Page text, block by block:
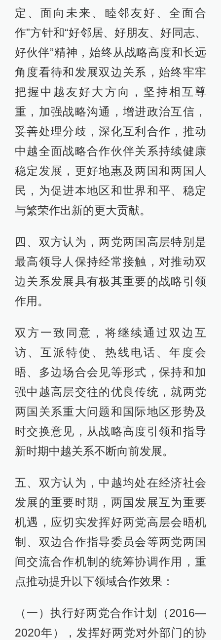
定、面向未来、睦邻友好、全面合
作”方针和“好邻居、好朋友、好同志、
好伙伴”精神，始终从战略高度和长远
角度看待和发展双边关系，始终牢牢
把握中越友好大方向，坚持相互尊
重，加强战略沟通，增进政治互信，
妥善处理分歧，深化互利合作，推动
中越全面战略合作伙伴关系持续健康
稳定发展，更好地惠及两国和两国人
民，为促进本地区和世界和平、稳定
与繁荣作出新的更大贡献。
四、双方认为，两党两国高层特别是
最高领导人保持经常接触，对推动双
边关系发展具有极其重要的战略引领
作用。
双方一致同意，将继续通过双边互
访、互派特使、热线电话、年度会
晤、多边场合会见等形式，保持和加
强中越高层交往的优良传统，就两党
两国关系重大问题和国际地区形势及
时交换意见，从战略高度引领和指导
新时期中越关系不断向前发展。
五、双方认为，中越均处在经济社会
发展的重要时期，两国发展互为重要
机遇，应切实发挥好两党高层会晤机
制、双边合作指导委员会等两党两国
间交流合作机制的统筹协调作用，重
点推动提升以下领域合作效果：
（一）执行好两党合作计划（2016—
2020年），发挥好两党对外部门的协